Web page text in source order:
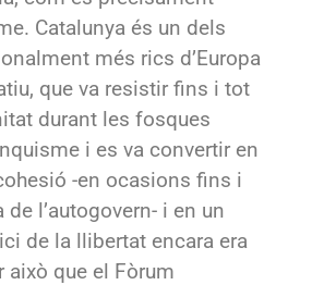
Catalunya és un dels
més rics d’Europa
que va resistir fins i tot
durant les fosques
i es va convertir en
-en ocasions fins i
l’autogovern- i en un
de la llibertat encara era
això que el Fòrum